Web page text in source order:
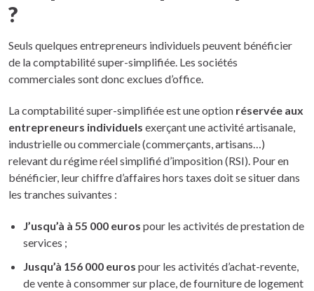
?
Seuls quelques entrepreneurs individuels peuvent bénéficier
de la comptabilité super-simplifiée. Les sociétés
commerciales sont donc exclues d’office.
La comptabilité super-simplifiée est une option réservée aux
entrepreneurs individuels exerçant une activité artisanale,
industrielle ou commerciale (commerçants, artisans…)
relevant du régime réel simplifié d’imposition (RSI). Pour en
bénéficier, leur chiffre d’affaires hors taxes doit se situer dans
les tranches suivantes :
J’usqu’à à 55 000 euros pour les activités de prestation de
services ;
Jusqu’à 156 000 euros pour les activités d’achat-revente,
de vente à consommer sur place, de fourniture de logement